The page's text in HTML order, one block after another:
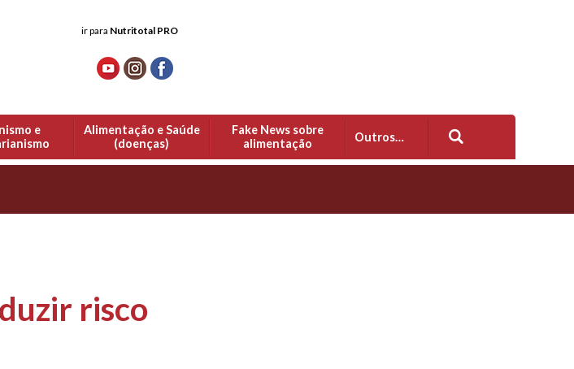
ir para Nutritotal PRO
e
Alimentação e Saúde
(doenças)
Fake News sobre
alimentação
Outros…
risco